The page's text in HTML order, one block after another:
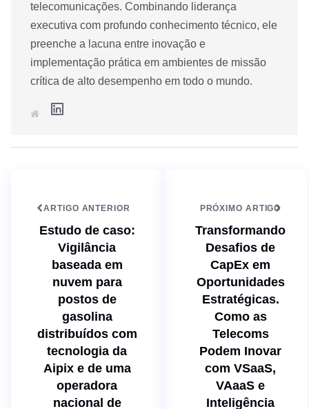
telecomunicações. Combinando liderança
executiva com profundo conhecimento técnico, ele
preenche a lacuna entre inovação e
implementação prática em ambientes de missão
crítica de alto desempenho em todo o mundo.
ARTIGO ANTERIOR
Estudo de caso:
Vigilância
baseada em
nuvem para
postos de
gasolina
distribuídos com
tecnologia da
Aipix e de uma
operadora
nacional de
PRÓXIMO ARTIGO
Transformando
Desafios de
CapEx em
Oportunidades
Estratégicas.
Como as
Telecoms
Podem Inovar
com VSaaS,
VAaaS e
Inteligência